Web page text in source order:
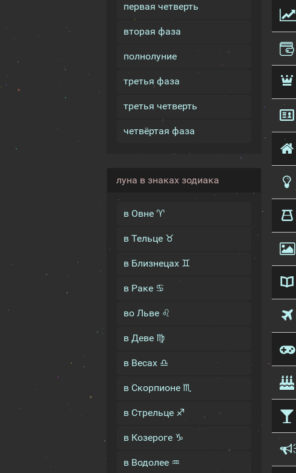
первая четверть
вторая фаза
полнолуние
третья фаза
третья четверть
четвёртая фаза
луна в знаках зодиака
в Овне ♈
в Тельце ♉
в Близнецах ♊
в Раке ♋
во Льве ♌
в Деве ♍
в Весах ♎
в Скорпионе ♏
в Стрельце ♐
в Козероге ♑
в Водолее ♒